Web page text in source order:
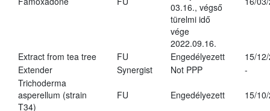
03.16., végső
türelmi idő
vége
2022.09.16.
Extract from tea tree FU Engedélyezett
15/
Extender
Synergist Not PPP
-
Trichoderma
asperellum (strain
T34)
FU Engedélyezett 15/